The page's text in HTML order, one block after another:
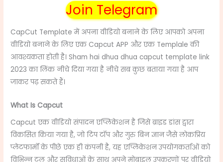
Join Telegram
CapCut Template में अपना वीडियो बनाने के लिए आपको अपना
वीडियो बनाने के लिए एक Capcut APP और एक Templale की
आवश्यकता होती है। Sham hai dhua dhua capcut template link
2023 का लिंकनीचे दिया गया है नीचे सब कुछ बताया गया है आप
जाकर पढ़ सकते हैं।
What Is Capcut
Capcut एक वीडियो संपादन एप्लिकेशन है जिसे ब्राइड डांस द्वारा
विकसित किया गया है, जो टिप टॉप और गुरु बिन ज्ञान जैसे लोकप्रिय
प्लेटफार्मों के पीछे एक ही कंपनी है, यह एप्लिकेशन उपयोगकर्ताओं को
विभिन्न टूल और सुविधाओं के साथ अपने मोबाइल उपकरणों पर वीडियो